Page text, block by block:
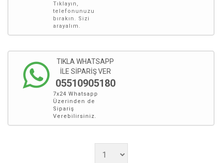
Tıklayın,
telefonunuzu
bırakın. Sizi
arayalım.
TIKLA WHATSAPP
İLE SİPARİŞ VER
05510905180
7x24 Whatsapp
Üzerinden de
Sipariş
Verebilirsiniz.